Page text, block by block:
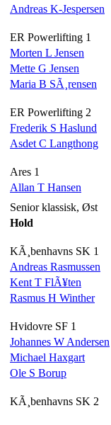
Andreas K-Jespersen
ER Powerlifting 1
Morten L Jensen
Mette G Jensen
Maria B SÃ¸rensen
ER Powerlifting 2
Frederik S Haslund
Asdet C Langthong
Ares 1
Allan T Hansen
Senior klassisk, Øst
Hold
KÃ¸benhavns SK 1
Andreas Rasmussen
Kent T FlÃ¥ten
Rasmus H Winther
Hvidovre SF 1
Johannes W Andersen
Michael Haxgart
Ole S Borup
KÃ¸benhavns SK 2